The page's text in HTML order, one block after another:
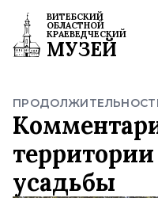
ВИТЕБСКИЙ
ОБЛАСТНОЙ
КРАЕВЕДЧЕСКИЙ
МУЗЕЙ
усадьбы